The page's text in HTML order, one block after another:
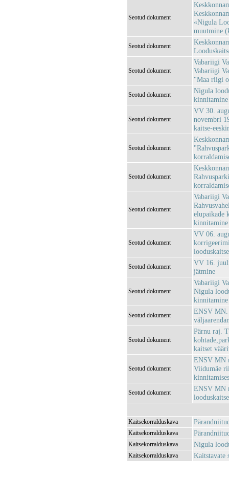
Seotud dokument
«Nigula
muutmine
Seotud dokument
Seotud dokument
Vabariigi
Vabariigi
"Maa riigi
Seotud dokument
Nigula
Seotud dokument
VV 30.
novembri
kaitse-
Seotud dokument
Seotud dokument
Seotud dokument
Vabariigi
elupaikade
kinnitamine
Seotud dokument
VV 06.
Seotud dokument
VV 16.
jätmine
Seotud dokument
Vabariigi
Nigula
kinnitamine
Seotud dokument
ENSV MN.
Seotud dokument
Pärnu raj.
kaitset
Seotud dokument
ENSV MN
Viidumäe
Seotud dokument
ENSV MN
Kaitsekorralduskava
Kaitsekorralduskava
Kaitsekorralduskava Nigula
Kaitsekorralduskava Kaitstavate